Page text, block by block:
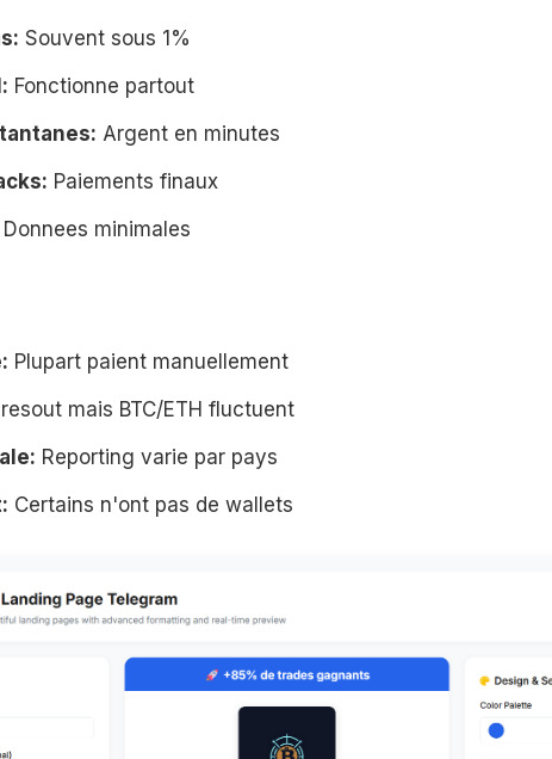
Souvent sous 1%
Fonctionne partout
Argent en minutes
Paiements finaux
Donnees minimales
Plupart paient manuellement
resout mais BTC/ETH fluctuent
Reporting varie par pays
Certains n'ont pas de wallets